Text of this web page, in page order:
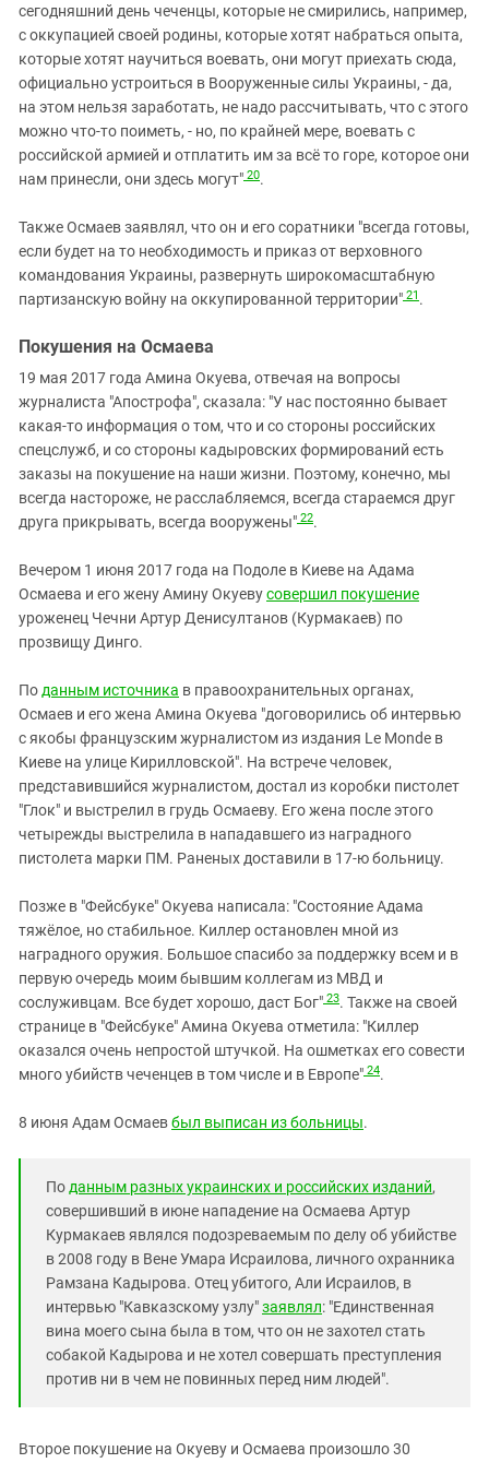
сегодняшний день чеченцы, которые не смирились, например,
с оккупацией своей родины, которые хотят набраться опыта,
которые хотят научиться воевать, они могут приехать сюда,
официально устроиться в Вооруженные силы Украины, - да,
на этом нельзя заработать, не надо рассчитывать, что с этого
можно что-то поиметь, - но, по крайней мере, воевать с
российской армией и отплатить им за всё то горе, которое они
нам принесли, они здесь могут" 20.
Также Осмаев заявлял, что он и его соратники "всегда готовы,
если будет на то необходимость и приказ от верховного
командования Украины, развернуть широкомасштабную
партизанскую войну на оккупированной территории" 21 .
Покушения на Осмаева
19 мая 2017 года Амина Окуева, отвечая на вопросы
журналиста "Апострофа", сказала: "У нас постоянно бывает
какая-то информация о том, что и со стороны российских
спецслужб, и со стороны кадыровских формирований есть
заказы на покушение на наши жизни. Поэтому, конечно, мы
всегда настороже, не расслабляемся, всегда стараемся друг
друга прикрывать, всегда вооружены" 22.
Вечером 1 июня 2017 года на Подоле в Киеве на Адама
Осмаева и его жену Амину Окуевусовершил покушение
уроженец Чечни Артур Денисултанов (Курмакаев) по
прозвищу Динго.
Поданным источника в правоохранительных органах,
Осмаев и его жена Амина Окуева "договорились об интервью
с якобы французским журналистом из издания Le Monde в
Киеве на улице Кирилловской". На встрече человек,
представившийся журналистом, достал из коробки пистолет
"Глок" и выстрелил в грудь Осмаеву. Его жена после этого
четырежды выстрелила в нападавшего из наградного
пистолета марки ПМ. Раненых доставили в 17-ю больницу.
Позже в "Фейсбуке" Окуева написала: "Состояние Адама
тяжёлое, но стабильное. Киллер остановлен мной из
наградного оружия. Большое спасибо за поддержку всем и в
первую очередь моим бывшим коллегам из МВД и
сослуживцам. Все будет хорошо, даст Бог" 23. Также на своей
странице в "Фейсбуке" Амина Окуева отметила: "Киллер
оказался очень непростой штучкой. На ошметках его совести
много убийств чеченцев в том числе и в Европе" 24.
8 июня Адам Осмаевбыл выписан из больницы.
Поданным разных украинских и российских изданий,
совершивший в июне нападение на Осмаева Артур
Курмакаев являлся подозреваемым по делу об убийстве
в 2008 году в Вене Умара Исраилова, личного охранника
Рамзана Кадырова. Отец убитого, Али Исраилов, в
интервью "Кавказскому узлу"заявлял: "Единственная
вина моего сына была в том, что он не захотел стать
собакой Кадырова и не хотел совершать преступления
против ни в чем не повинных перед ним людей".
Второе покушение на Окуеву и Осмаева произошло 30